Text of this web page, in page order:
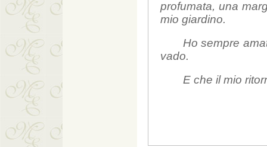
profumata, una
mio giardino.
Ho sempre
vado.
E che il mio